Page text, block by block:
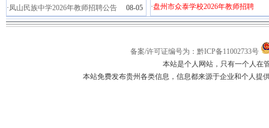
·凤山民族中学2026年教师招聘公告 08-05
·盘州市众泰学校2026年教师招聘
备案/许可证编号为：黔ICP备11002733号
本站是个人网站，只有一个人在
本站免费发布贵州各类信息，信息都来源于企业和个人提